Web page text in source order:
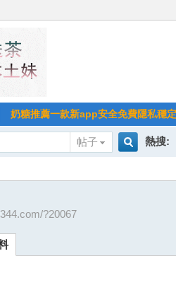
奶糖推薦一款新app安全免費隱私穩
帖子
熱搜:
?20067